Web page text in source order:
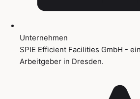
Unternehmen
SPIE Efficient Facilities GmbH -
Arbeitgeber in Dresden.